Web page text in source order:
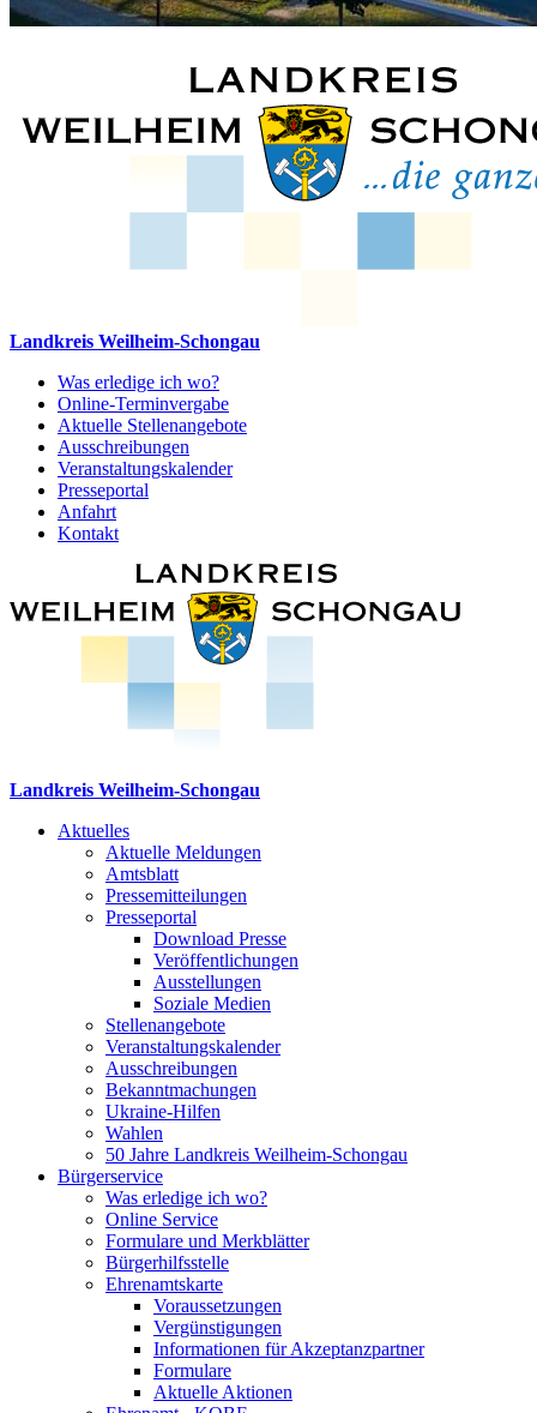
Landkreis Weilheim-Schongau
Was erledige ich wo?
Online-Terminvergabe
Aktuelle Stellenangebote
Ausschreibungen
Veranstaltungskalender
Presseportal
Anfahrt
Kontakt
Landkreis Weilheim-Schongau
Aktuelles
Aktuelle Meldungen
Amtsblatt
Pressemitteilungen
Presseportal
Download Presse
Veröffentlichungen
Ausstellungen
Soziale Medien
Stellenangebote
Veranstaltungskalender
Ausschreibungen
Bekanntmachungen
Ukraine-Hilfen
Wahlen
50 Jahre Landkreis Weilheim-Schongau
Bürgerservice
Was erledige ich wo?
Online Service
Formulare und Merkblätter
Bürgerhilfsstelle
Ehrenamtskarte
Voraussetzungen
Vergünstigungen
Informationen für Akzeptanzpartner
Formulare
Aktuelle Aktionen